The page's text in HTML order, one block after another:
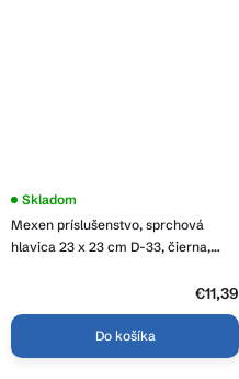
Mexen príslušenstvo, sprchová
hlavica 23 x 23 cm D-33, čierna,
Skladom
€11,39
Do košíka